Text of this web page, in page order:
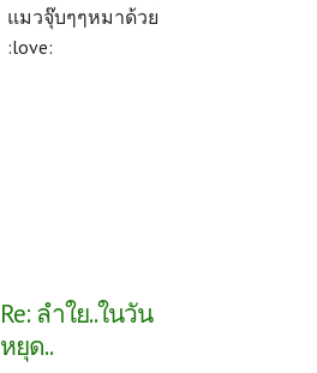
แมวจุ๊บๆๆหมาด้วย
:love:
Re: ลำใย..ในวัน
หยุด..